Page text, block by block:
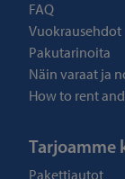
FAQ
Vuokrausehdot
Pakutarinoita
Näin varaat ja
How to rent
Tarjoamme
Pakettiautot